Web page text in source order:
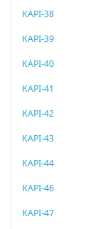
KAPI-38
KAPI-39
KAPI-40
KAPI-41
KAPI-42
KAPI-43
KAPI-44
KAPI-46
KAPI-47